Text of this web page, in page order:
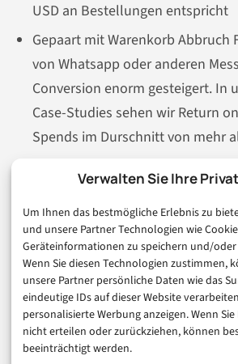
Verwalten Sie Ihre
Um Ihnen das bestmögliche Erlebnis zu
und unsere Partner Technologien wie
Geräteinformationen zu speichern und/
Wenn Sie diesen Technologien zustimmen,
unsere Partner persönliche Daten wie das
eindeutige IDs auf dieser Website
personalisierte Werbung anzeigen. Wenn
nicht erteilen oder zurückziehen, können
beeinträchtigt werden.
USD an Bestellungen entspricht
Gepaart mit Warenkorb Abbruch
von Whatsapp oder anderen
Conversion enorm gesteigert. In
Case-Studies sehen wir Return
Spends im Durschnitt von mehr
individuell und Benchmarks
Besonders schnell rechnet sich ein
folgenden Kriterien erfüllt sind.
Marketing im E-Commerce eine
Marketingstrategie mit klarer ROI-
Kundenerfahrung.
Sie haben regelmäßiges